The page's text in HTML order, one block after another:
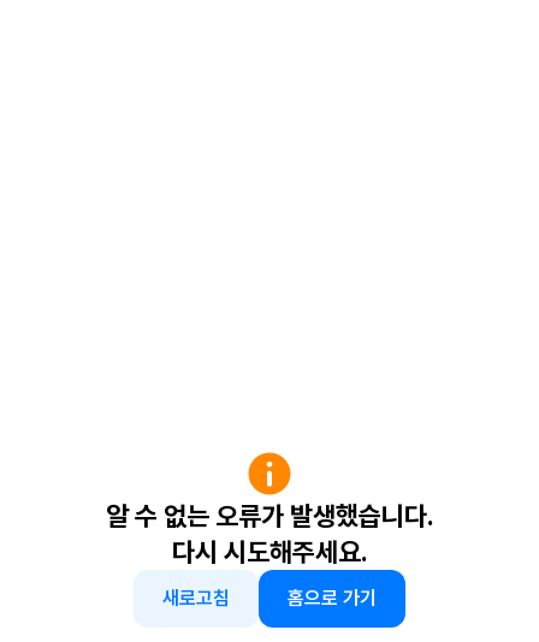
알 수 없는 오류가 발생했습니다.
다시 시도해주세요.
새로고침 홈으로 가기